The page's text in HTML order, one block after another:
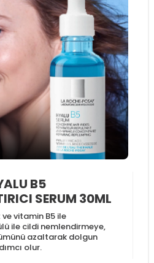
B5
SERUM 30ML
vitamin B5 ile
ile cildi nemlendirmeye,
azaltarak dolgun
olur.